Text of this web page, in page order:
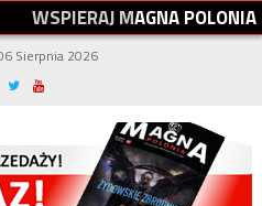
WSPIERAJMAGNAPOLONIA
Sierpnia 2026